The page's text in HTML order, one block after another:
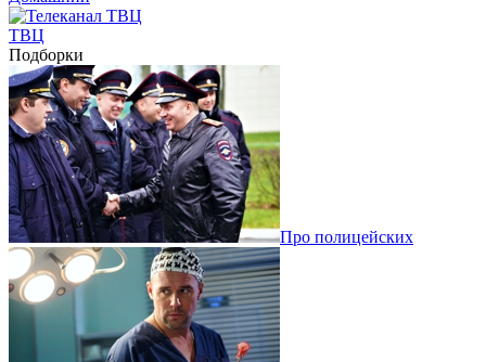
ТВЦ
Подборки
Про полицейских